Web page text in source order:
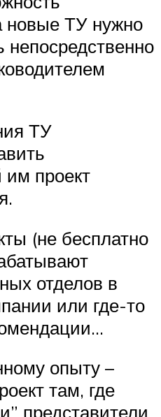
новые ТУ нужно
непосредственно
ТУ
им проект
(не бесплатно
отделов в
или где-то
опыту –
там, где
представители